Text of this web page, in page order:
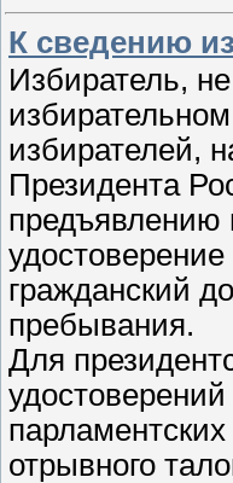
К сведению
Избиратель,
избирателей,
Президента
предъявлению
гражданский
пребывания.
Для
отрывного